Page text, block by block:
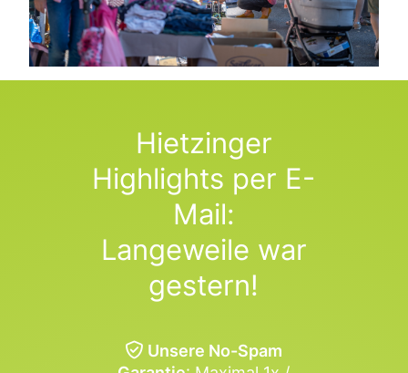
Hietzinger
Highlights per E-
Mail:
Langeweile war
gestern!
Unsere No-Spam